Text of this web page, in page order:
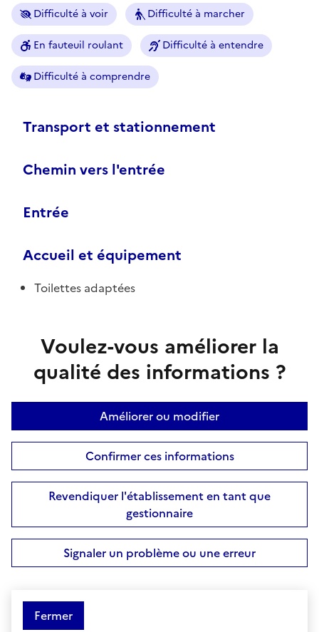
Difficulté à voir Difficulté à marcher
En fauteuil roulant Difficulté à entendre
Difficulté à comprendre
Transport et stationnement
Chemin vers l'entrée
Entrée
Accueil et équipement
Toilettes adaptées
Voulez-vous améliorer la
qualité des informations ?
Améliorer ou modifier
Confirmer ces informations
Revendiquer l'établissement en tant que
gestionnaire
Signaler un problème ou une erreur
Fermer